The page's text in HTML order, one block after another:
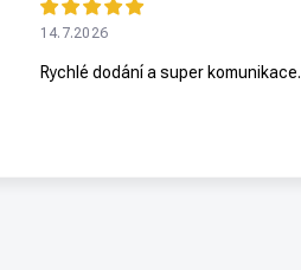
14.7.2026
Rychlé dodání a super komunikace.